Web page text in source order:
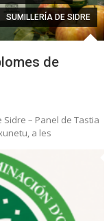
SUMILLERÍA DE SIDRE
de
Sidre – Panel de Tastia
a les